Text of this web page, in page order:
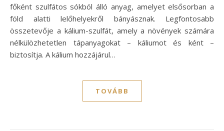
főként szulfátos sókból álló anyag, amelyet elsősorban a
föld alatti lelőhelyekről bányásznak. Legfontosabb
összetevője a kálium-szulfát, amely a növények számára
nélkülözhetetlen tápanyagokat – káliumot és ként –
biztosítja. A kálium hozzájárul…
TOVÁBB